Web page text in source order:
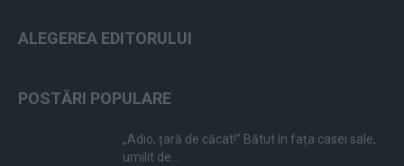
ALEGEREA EDITORULUI
POSTĂRI POPULARE
„Adio, țară de căcat!” Bătut în fața casei sale,
umilit de...